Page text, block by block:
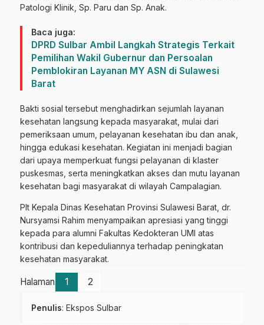
Patologi Klinik, Sp. Paru dan Sp. Anak.
Baca juga:
DPRD Sulbar Ambil Langkah Strategis Terkait
Pemilihan Wakil Gubernur dan Persoalan
Pemblokiran Layanan MY ASN di Sulawesi
Barat
Bakti sosial tersebut menghadirkan sejumlah layanan
kesehatan langsung kepada masyarakat, mulai dari
pemeriksaan umum, pelayanan kesehatan ibu dan anak,
hingga edukasi kesehatan. Kegiatan ini menjadi bagian
dari upaya memperkuat fungsi pelayanan di klaster
puskesmas, serta meningkatkan akses dan mutu layanan
kesehatan bagi masyarakat di wilayah Campalagian.
Plt Kepala Dinas Kesehatan Provinsi Sulawesi Barat, dr.
Nursyamsi Rahim menyampaikan apresiasi yang tinggi
kepada para alumni Fakultas Kedokteran UMI atas
kontribusi dan kepeduliannya terhadap peningkatan
kesehatan masyarakat.
Halaman 1 2
Penulis: Ekspos Sulbar